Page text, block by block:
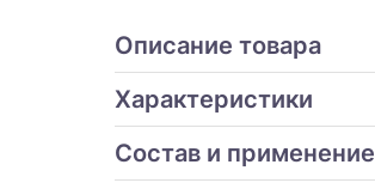
Описание товара
Характеристики
Состав и применение